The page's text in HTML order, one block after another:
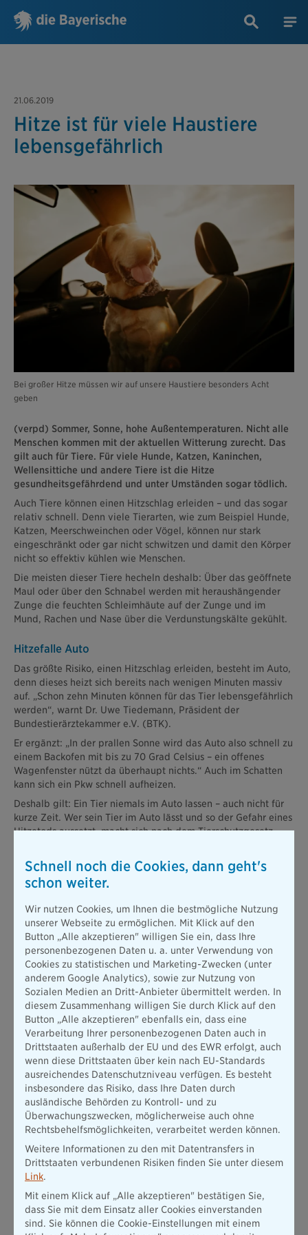
21.06.2019
Hitze ist für viele Haustiere
lebensgefährlich
Bei großer Hitze müssen wir auf unsere Haustiere besonders Acht
geben
(verpd) Sommer, Sonne, hohe Außentemperaturen. Nicht alle
Menschen kommen mit der aktuellen Witterung zurecht. Das
gilt auch für Tiere. Für viele Hunde, Katzen, Kaninchen,
Wellensittiche und andere Tiere ist die Hitze
gesundheitsgefährdend und unter Umständen sogar tödlich.
Auch Tiere können einen Hitzschlag erleiden – und das sogar
relativ schnell. Denn viele Tierarten, wie zum Beispiel Hunde,
Katzen, Meerschweinchen oder Vögel, können nur stark
eingeschränkt oder gar nicht schwitzen und damit den Körper
nicht so effektiv kühlen wie Menschen.
Die meisten dieser Tiere hecheln deshalb: Über das geöffnete
Maul oder über den Schnabel werden mit heraushängender
Zunge die feuchten Schleimhäute auf der Zunge und im
Mund, Rachen und Nase über die Verdunstungskälte gekühlt.
Hitzefalle Auto
Das größte Risiko, einen Hitzschlag erleiden, besteht im Auto,
denn dieses heizt sich bereits nach wenigen Minuten massiv
auf. „Schon zehn Minuten können für das Tier lebensgefährlich
werden“, warnt Dr. Uwe Tiedemann, Präsident der
Bundestierärztekammer e.V. (BTK).
Er ergänzt: „In der prallen Sonne wird das Auto also schnell zu
einem Backofen mit bis zu 70 Grad Celsius – ein offenes
Wagenfenster nützt da überhaupt nichts.“ Auch im Schatten
kann sich ein Pkw schnell aufheizen.
Deshalb gilt: Ein Tier niemals im Auto lassen – auch nicht für
kurze Zeit. Wer sein Tier im Auto lässt und so der Gefahr eines
Hitzetods aussetzt, macht sich nach dem Tierschutzgesetz
Überhitzung erkennen – aktiv werden
Speichelfluss, den geröteten Schleimhäuten sowie einer hohen
Herzfrequenz und Unruhe. Auch Erbrechen, Durchfall,
Apathie, Taumeln oder Krämpfe sind möglich. Der Hund muss
bei solchen Anzeichen sofort an einen kühlen Ort gebracht
werden. Eine feuchte Decke hilft, das Tier abzukühlen.
Alternativ kann man zuerst die Beine und dann den Körper
befeuchten, wobei das Wasser wegen der Schockgefahr nicht
eiskalt sein darf. Sofern der Hund bei Bewusstsein ist, sollte
ihm Wasser zum Trinken angeboten werden.
Ist das Tier bereits bewusstlos, gilt es, die Atemwege frei zu
halten oder frei zu machen und den Hund in eine Seitenlage
zu bringen, wobei der hintere Teil des Körpers höher gelagert
werden soll (Schocklagerung). Sollte der Herzschlag und die
Atmung aussetzen, hilft nur eine Herzdruckmassage und
Mund-zu-Nase-Beatmung. Hat sich der Hund etwas erholt,
muss er umgehend zum Tierarzt gebracht werden, denn durch
den Hitzschlag können innere Organe geschädigt sein.
Entdeckt man ein Tier alleine in einem offensichtlich
überhitzten Auto, sollte sofort die Polizei verständigt und
nach dem Fahrer gesucht werden. Die Polizei kann das
Fahrzeug öffnen. Wer selber die Seitenscheibe des Autos
einwirft, begeht eine Sachbeschädigung, die rechtliche
Folgen haben kann. Dies kann auch straflos ausgehen, wenn
Schnell noch die Cookies, dann geht's
schon weiter.
Wir nutzen Cookies, um Ihnen die bestmögliche Nutzung
unserer Webseite zu ermöglichen. Mit Klick auf den
Button „Alle akzeptieren" willigen Sie ein, dass Ihre
personenbezogenen Daten u. a. unter Verwendung von
Cookies zu statistischen und Marketing-Zwecken (unter
anderem Google Analytics), sowie zur Nutzung von
Sozialen Medien an Dritt-Anbieter übermittelt werden. In
diesem Zusammenhang willigen Sie durch Klick auf den
Button „Alle akzeptieren" ebenfalls ein, dass eine
Verarbeitung Ihrer personenbezogenen Daten auch in
Drittstaaten außerhalb der EU und des EWR erfolgt, auch
wenn diese Drittstaaten über kein nach EU-Standards
ausreichendes Datenschutzniveau verfügen. Es besteht
insbesondere das Risiko, dass Ihre Daten durch
ausländische Behörden zu Kontroll- und zu
Überwachungszwecken, möglicherweise auch ohne
Rechtsbehelfsmöglichkeiten, verarbeitet werden können.
Weitere Informationen zu den mit Datentransfers in
Drittstaaten verbundenen Risiken finden Sie unter diesem
Link.
Mit einem Klick auf „Alle akzeptieren" bestätigen Sie,
dass Sie mit dem Einsatz aller Cookies einverstanden
sind. Sie können die Cookie-Einstellungen mit einem